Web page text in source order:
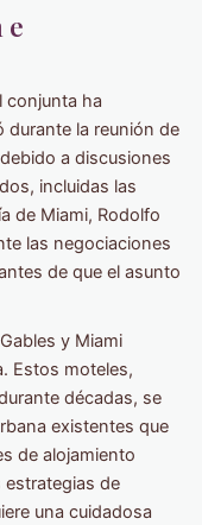
e
conjunta ha
durante la reunión de
a discusiones
incluidas las
de Miami, Rodolfo
las negociaciones
de que el asunto
y Miami
Estos moteles,
décadas, se
existentes que
de alojamiento
estrategias de
una cuidadosa